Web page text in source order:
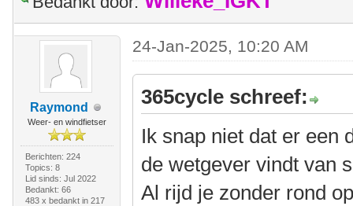
Raymond
Weer- en windfietser
Berichten: 224
Topics: 8
Lid sinds: Jul 2022
Bedankt: 66
483 x bedankt in 217
24-Jan-2025, 10:20 AM
365cycle schreef:
Ik snap niet dat er een
de wetgever vindt van
Al rijd je zonder rond